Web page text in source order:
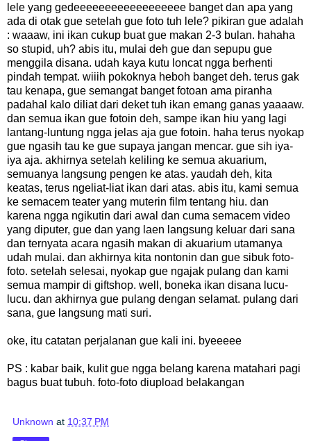
lele yang gedeeeeeeeeeeeeeeeeee banget dan apa yang
ada di otak gue setelah gue foto tuh lele? pikiran gue adalah
: waaaw, ini ikan cukup buat gue makan 2-3 bulan. hahaha
so stupid, uh? abis itu, mulai deh gue dan sepupu gue
menggila disana. udah kaya kutu loncat ngga berhenti
pindah tempat. wiiih pokoknya heboh banget deh. terus gak
tau kenapa, gue semangat banget fotoan ama piranha
padahal kalo diliat dari deket tuh ikan emang ganas yaaaaw.
dan semua ikan gue fotoin deh, sampe ikan hiu yang lagi
lantang-luntung ngga jelas aja gue fotoin. haha terus nyokap
gue ngasih tau ke gue supaya jangan mencar. gue sih iya-
iya aja. akhirnya setelah keliling ke semua akuarium,
semuanya langsung pengen ke atas. yaudah deh, kita
keatas, terus ngeliat-liat ikan dari atas. abis itu, kami semua
ke semacem teater yang muterin film tentang hiu. dan
karena ngga ngikutin dari awal dan cuma semacem video
yang diputer, gue dan yang laen langsung keluar dari sana
dan ternyata acara ngasih makan di akuarium utamanya
udah mulai. dan akhirnya kita nontonin dan gue sibuk foto-
foto. setelah selesai, nyokap gue ngajak pulang dan kami
semua mampir di giftshop. well, boneka ikan disana lucu-
lucu. dan akhirnya gue pulang dengan selamat. pulang dari
sana, gue langsung mati suri.
oke, itu catatan perjalanan gue kali ini. byeeeee
PS : kabar baik, kulit gue ngga belang karena matahari pagi
bagus buat tubuh. foto-foto diupload belakangan
Unknown at 10:37 PM